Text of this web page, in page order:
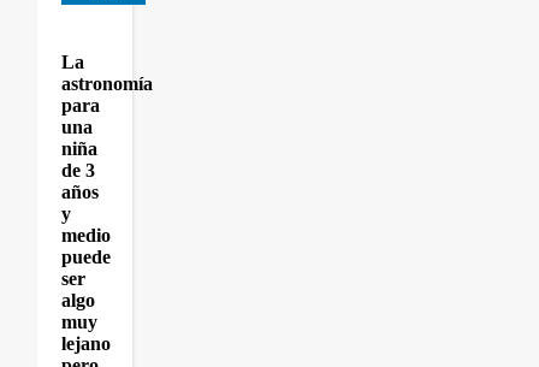
La
astronomía
para
una
niña
de 3
años
y
medio
puede
ser
algo
muy
lejano